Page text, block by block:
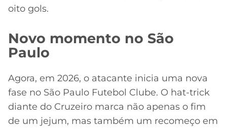
oito gols.
Novo momento no São
Paulo
Agora, em 2026, o atacante inicia uma nova
fase no São Paulo Futebol Clube. O hat-trick
diante do Cruzeiro marca não apenas o fim
de um jejum, mas também um recomeço em